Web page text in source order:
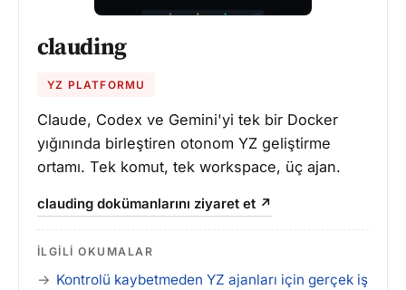
clauding
YZ PLATFORMU
Claude, Codex ve Gemini'yi tek bir Docker
yığınında birleştiren otonom YZ geliştirme
ortamı. Tek komut, tek workspace, üç ajan.
clauding dokümanlarını ziyaret et ↗
İLGILI OKUMALAR
Kontrolü kaybetmeden YZ ajanları için gerçek iş